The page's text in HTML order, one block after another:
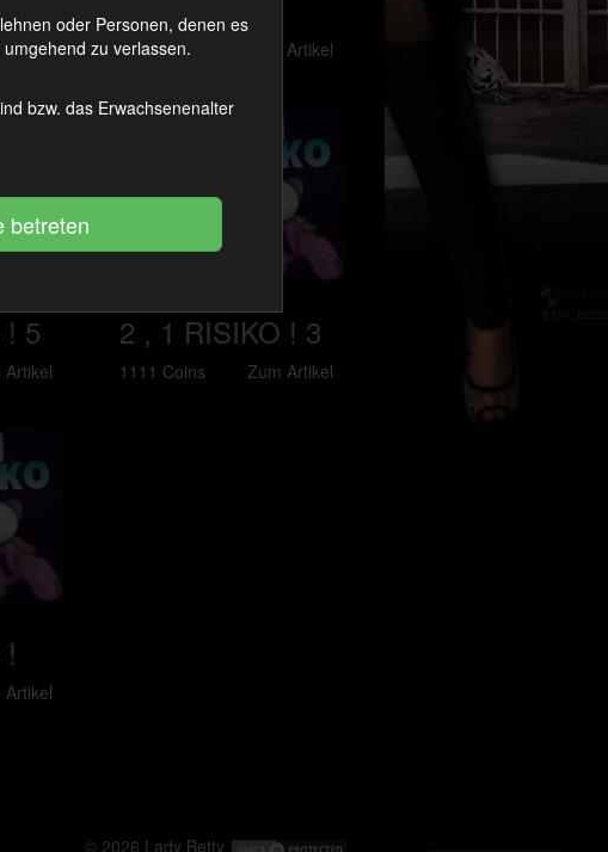
Artikel
2 , 1 RISIKO ! 6
1111 Coins Zum Artikel
5
Artikel
2 , 1 RISIKO ! 3
1111 Coins Zum Artikel
Artikel
© 2026 Lady Betty
oder Personen, denen es
zu verlassen.
bzw. das Erwachsenenalter